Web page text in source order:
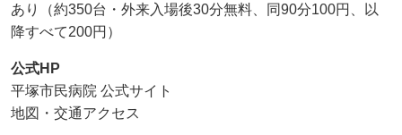
あり（約350台・外来入場後30分無料、同90分100円、以
降すべて200円）
公式HP
平塚市民病院 公式サイト
地図・交通アクセス